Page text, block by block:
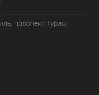
проспект Туран,